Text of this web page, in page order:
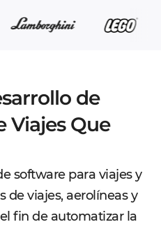
de
Viajes Que
software para viajes y
de viajes, aerolíneas y
fin de automatizar la